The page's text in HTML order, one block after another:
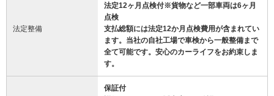
法定整備
法定12ヶ月点検付※貨物など一部車両は6ヶ月
点検
支払総額には法定12か月点検費用が含まれてい
ます。当社の自社工場で車検から一般整備まで
全て可能です。安心のカーライフをお約束しま
す。
保証付